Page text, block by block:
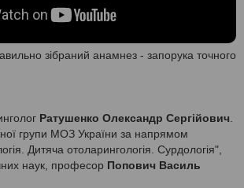
зібраний анамнез - запорука точного
Ратушенко Олександр Сергійович
групи МОЗ України за напрямом
Дитяча отоларингологія. Сурдологія",
наук, професор Попович Василь